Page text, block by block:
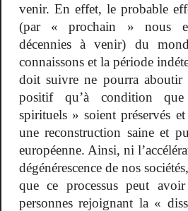
venir. En effet, le probable
(par « prochain » nous
décennies à venir) du
connaissons et la période
doit suivre ne pourra aboutir
positif qu’à condition
spirituels » soient préservés
une reconstruction saine et
européenne. Ainsi, ni
dégénérescence de nos
que ce processus peut
personnes rejoignant la «